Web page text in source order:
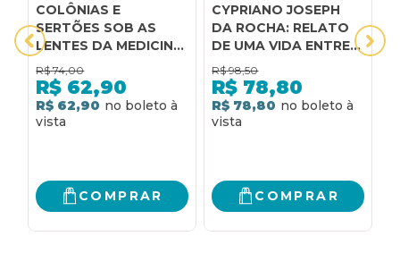
COLÔNIAS E
SERTÕES SOB AS
LENTES DA MEDICINA
TROPICAL:
ENCONTROS E
DESENCONTROS
ENTRE PORTUGAL E
HUMANAS, 1901-1924
R$ 74,00
R$ 62,90
R$ 62,90
COMPRAR
CYPRIANO JOSEPH
DA ROCHA: RELATO
DE UMA VIDA ENTRE
PORTUGAL E O
BRASIL NA "IDADE DO
OURO"
R$ 98,50
R$ 78,80
R$ 78,80
COMPRAR